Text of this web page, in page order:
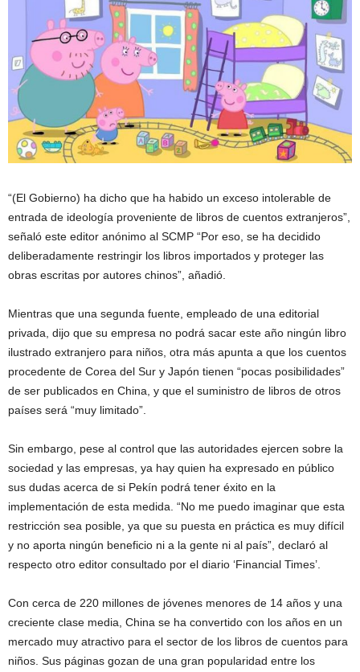
“(El Gobierno) ha dicho que ha habido un exceso intolerable de
entrada de ideología proveniente de libros de cuentos extranjeros”,
señaló este editor anónimo al SCMP “Por eso, se ha decidido
deliberadamente restringir los libros importados y proteger las
obras escritas por autores chinos”, añadió.
Mientras que una segunda fuente, empleado de una editorial
privada, dijo que su empresa no podrá sacar este año ningún libro
ilustrado extranjero para niños, otra más apunta a que los cuentos
procedente de Corea del Sur y Japón tienen “pocas posibilidades”
de ser publicados en China, y que el suministro de libros de otros
países será “muy limitado”.
Sin embargo, pese al control que las autoridades ejercen sobre la
sociedad y las empresas, ya hay quien ha expresado en público
sus dudas acerca de si Pekín podrá tener éxito en la
implementación de esta medida. “No me puedo imaginar que esta
restricción sea posible, ya que su puesta en práctica es muy difícil
y no aporta ningún beneficio ni a la gente ni al país”, declaró al
respecto otro editor consultado por el diario ‘Financial Times’.
Con cerca de 220 millones de jóvenes menores de 14 años y una
creciente clase media, China se ha convertido con los años en un
mercado muy atractivo para el sector de los libros de cuentos para
niños. Sus páginas gozan de una gran popularidad entre los